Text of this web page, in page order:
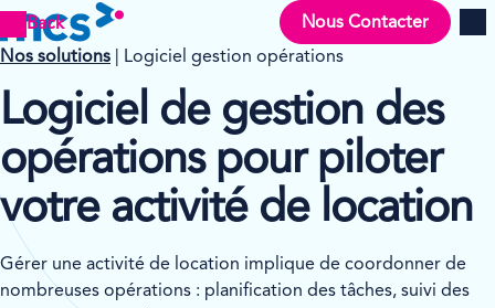
Back Nous Contacter
Nos solutions | Logiciel gestion opérations
Logiciel de gestion des
opérations pour piloter
votre activité de location
Gérer une activité de location implique de coordonner de
nombreuses opérations : planification des tâches, suivi des